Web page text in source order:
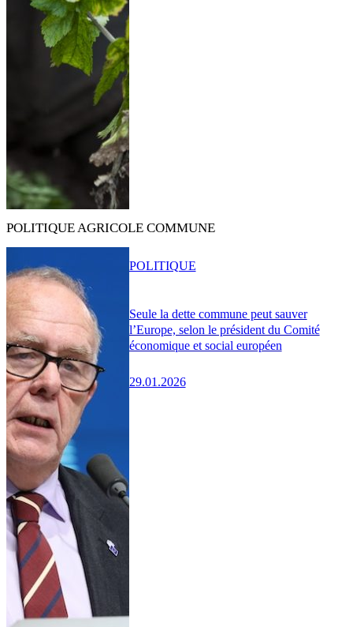
POLITIQUE AGRICOLE COMMUNE
Seule la dette commune peut sauver
l’Europe, selon le président du Comité
économique et social européen
29.01.2026
POLITIQUE